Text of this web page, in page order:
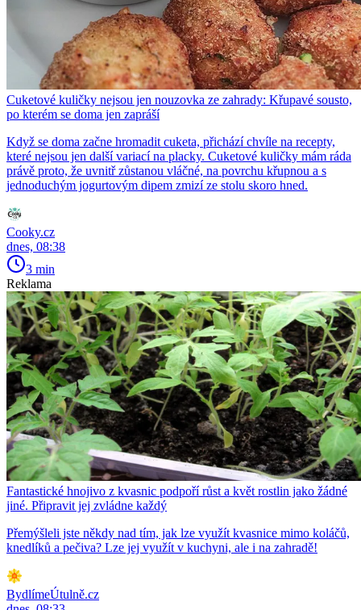
Cuketové kuličky nejsou jen nouzovka ze zahrady: Křupavé sousto,
po kterém se doma jen zapráší
Když se doma začne hromadit cuketa, přichází chvíle na recepty,
které nejsou jen další variací na placky. Cuketové kuličky mám ráda
právě proto, že uvnitř zůstanou vláčné, na povrchu křupnou a s
jednoduchým jogurtovým dipem zmizí ze stolu skoro hned.
Cooky.cz
dnes, 08:38
3 min
Reklama
Fantastické hnojivo z kvasnic podpoří růst a květ rostlin jako žádné
jiné. Připravit jej zvládne každý
Přemýšleli jste někdy nad tím, jak lze využít kvasnice mimo koláčů,
knedlíků a pečiva? Lze jej využít v kuchyni, ale i na zahradě!
BydlímeÚtulně.cz